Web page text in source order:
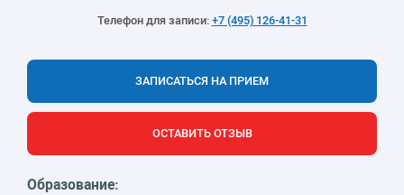
Телефон для записи:+7 (495) 126-41-31
ЗАПИСАТЬСЯ НА ПРИЕМ
ОСТАВИТЬ ОТЗЫВ
Образование: